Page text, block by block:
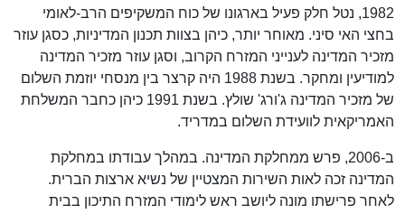
1982, נטל חלק פעיל בארגונו של כוח המשקיפים הרב-לאומי
בחצי האי סיני. מאוחר יותר, כיהן בצוות תכנון המדיניות, כסגן עוזר
מזכיר המדינה לענייני המזרח הקרוב, וסגן עוזר מזכיר המדינה
למודיעין ומחקר. בשנת 1988 היה קרצר בין מנסחי יוזמת השלום
של מזכיר המדינה ג'ורג' שולץ. בשנת 1991 כיהן כחבר המשלחת
האמריקאית לוועידת השלום במדריד.
ב-2006, פרש ממחלקת המדינה. במהלך עבודתו במחלקת
המדינה זכה לאות השירות המצטיין של נשיא ארצות הברית.
לאחר פרישתו מונה ליושב ראש לימודי המזרח התיכון בבית